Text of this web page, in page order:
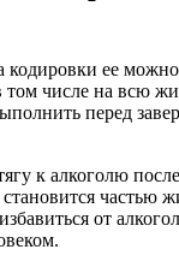
кодировки ее
том числе на всю
перед
к алкоголю
становится частью
от